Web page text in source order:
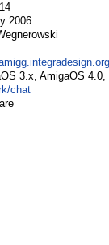
2006
3.x, AmigaOS 4.0,
chat